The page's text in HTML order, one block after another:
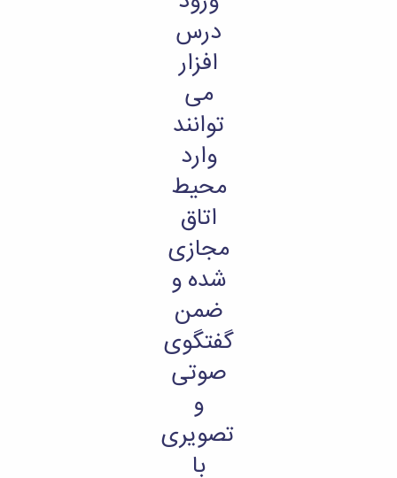
درس
توانند
محیط
مجازی
شده و
ضمن
گفتگوی
صوتی
تصویری